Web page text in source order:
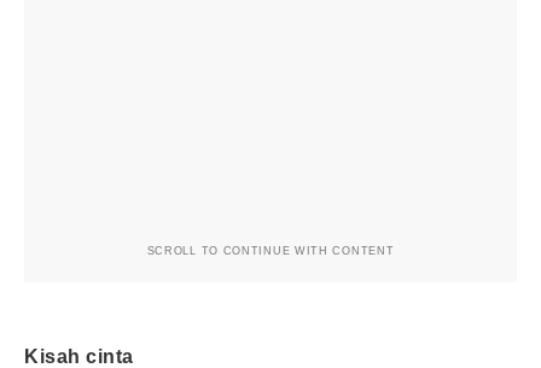
SCROLL TO CONTINUE WITH CONTENT
Kisah cinta